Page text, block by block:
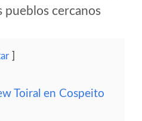
pueblos cercanos
Toiral en Cospeito